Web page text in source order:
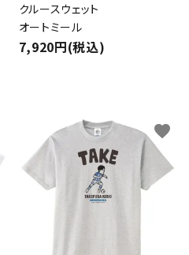
クルースウェット
オートミール
7,920円(税込)
favorite